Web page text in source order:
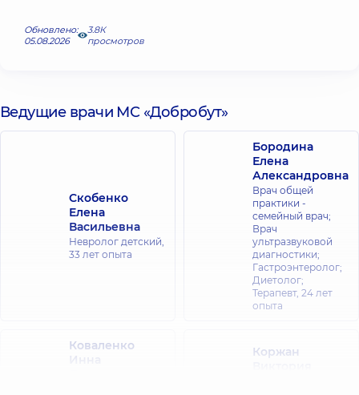
Обновлено:
05.08.2026
3.8К
просмотров
Ведущие врачи МС «Добробут»
Скобенко
Елена
Васильевна
Невролог детский,
33 лет опыта
Бородина
Елена
Александровна
Врач общей
практики -
семейный врач;
Врач
ультразвуковой
диагностики;
Гастроэнтеролог;
Диетолог;
Терапевт, 24 лет
опыта
Коваленко
Инна
Коржан